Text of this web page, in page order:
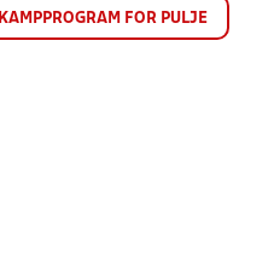
KAMPPROGRAM FOR PULJE